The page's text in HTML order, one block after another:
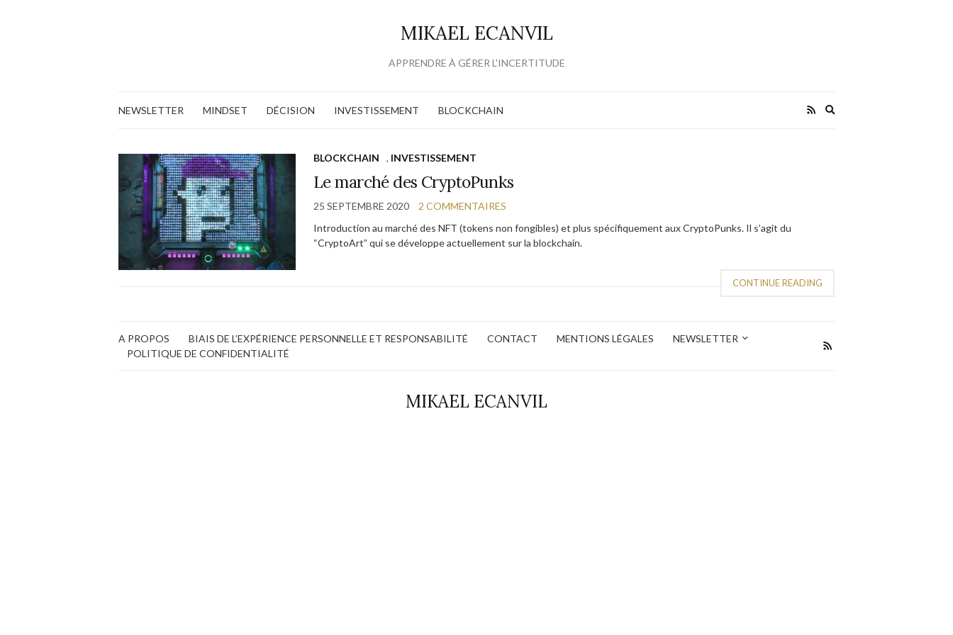
MIKAEL ECANVIL
APPRENDRE À GÉRER L'INCERTITUDE
NEWSLETTER MINDSET DÉCISION INVESTISSEMENT BLOCKCHAIN
BLOCKCHAIN , INVESTISSEMENT
Le marché des CryptoPunks
25 SEPTEMBRE 2020
2 COMMENTAIRES
Introduction au marché des NFT (tokens non fongibles) et plus spécifiquement aux CryptoPunks. Il s’agit du
“CryptoArt” qui se développe actuellement sur la blockchain.
CONTINUE READING
A PROPOS BIAIS DE L’EXPÉRIENCE PERSONNELLE ET RESPONSABILITÉ CONTACT MENTIONS LÉGALES
NEWSLETTER
POLITIQUE DE CONFIDENTIALITÉ
MIKAEL ECANVIL